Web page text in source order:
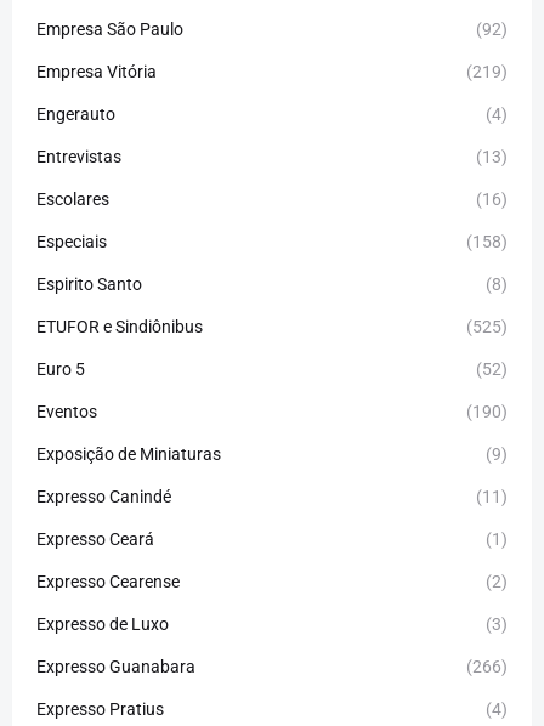
Empresa São Paulo (92)
Empresa Vitória (219)
Engerauto (4)
Entrevistas (13)
Escolares (16)
Especiais (158)
Espirito Santo (8)
ETUFOR e Sindiônibus (525)
Euro 5 (52)
Eventos (190)
Exposição de Miniaturas (9)
Expresso Canindé (11)
Expresso Ceará (1)
Expresso Cearense (2)
Expresso de Luxo (3)
Expresso Guanabara (266)
Expresso Pratius (4)